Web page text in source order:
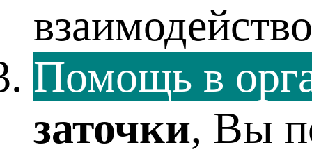
Помощь в
заточки, Вы